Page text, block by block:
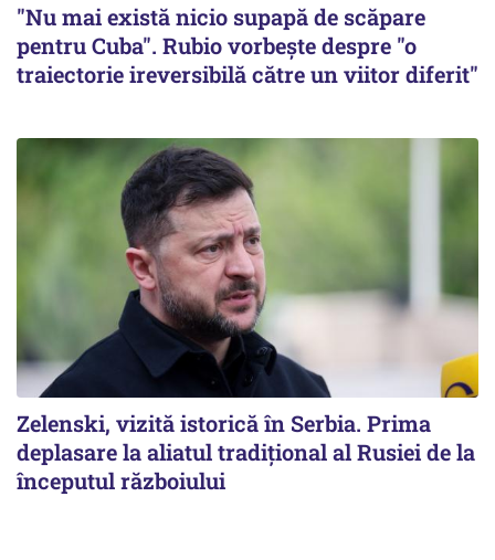
"Nu mai există nicio supapă de scăpare
pentru Cuba". Rubio vorbește despre "o
traiectorie ireversibilă către un viitor diferit"
Zelenski, vizită istorică în Serbia. Prima
deplasare la aliatul tradițional al Rusiei de la
începutul războiului